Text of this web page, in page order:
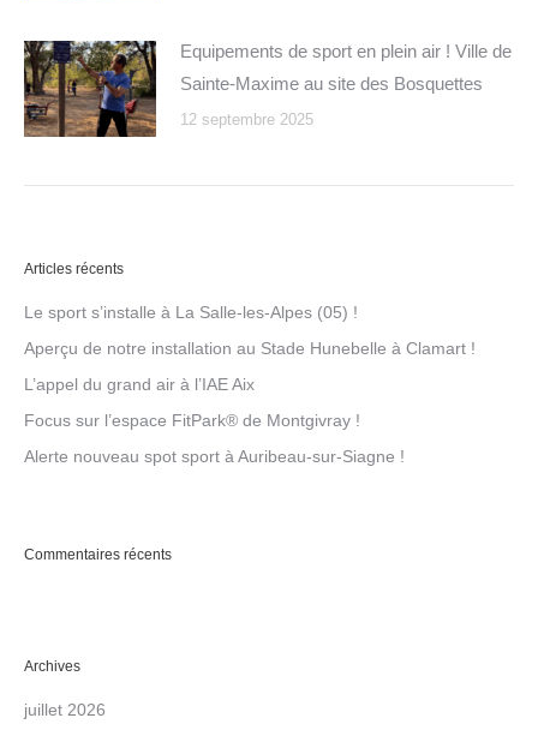
Equipements de sport en plein air ! Ville de
Sainte-Maxime au site des Bosquettes
12 septembre 2025
Articles récents
Le sport s’installe à La Salle-les-Alpes (05) !
Aperçu de notre installation au Stade Hunebelle à Clamart !
L’appel du grand air à l’IAE Aix
Focus sur l’espace FitPark® de Montgivray !
Alerte nouveau spot sport à Auribeau-sur-Siagne !
Commentaires récents
Archives
juillet 2026